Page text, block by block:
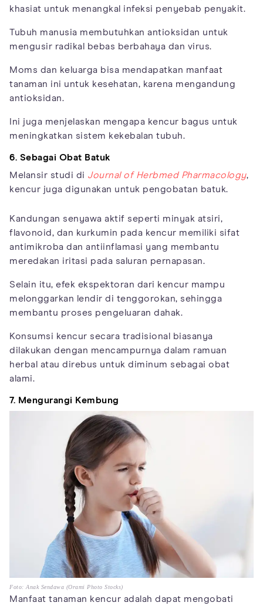
khasiat untuk menangkal infeksi penyebab penyakit.
Tubuh manusia membutuhkan antioksidan untuk
mengusir radikal bebas berbahaya dan virus.
Moms dan keluarga bisa mendapatkan manfaat
tanaman ini untuk kesehatan, karena mengandung
antioksidan.
Ini juga menjelaskan mengapa kencur bagus untuk
meningkatkan sistem kekebalan tubuh.
6. Sebagai Obat Batuk
Melansir studi di Journal of Herbmed Pharmacology,
kencur juga digunakan untuk pengobatan batuk.
Kandungan senyawa aktif seperti minyak atsiri,
flavonoid, dan kurkumin pada kencur memiliki sifat
antimikroba dan antiinflamasi yang membantu
meredakan iritasi pada saluran pernapasan.
Selain itu, efek ekspektoran dari kencur mampu
melonggarkan lendir di tenggorokan, sehingga
membantu proses pengeluaran dahak.
Konsumsi kencur secara tradisional biasanya
dilakukan dengan mencampurnya dalam ramuan
herbal atau direbus untuk diminum sebagai obat
alami.
7. Mengurangi Kembung
Foto: Anak Sendawa (Orami Photo Stocks)
Manfaat tanaman kencur adalah dapat mengobati